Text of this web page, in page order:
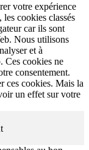
votre expérience
cookies classés
car ils sont
Nous utilisons
et à
Ces cookies ne
consentement.
ces cookies. Mais la
un effet sur votre